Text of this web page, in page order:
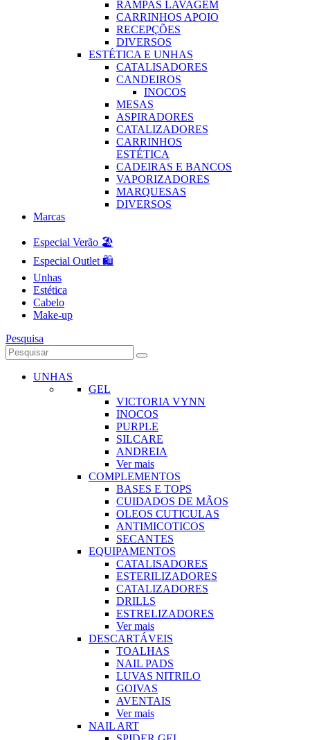
RAMPAS LAVAGEM
CARRINHOS APOIO
RECEPÇÕES
DIVERSOS
ESTÉTICA E UNHAS
CATALISADORES
CANDEIROS
INOCOS
MESAS
ASPIRADORES
CATALIZADORES
CARRINHOS
ESTÉTICA
CADEIRAS E BANCOS
VAPORIZADORES
MARQUESAS
DIVERSOS
Marcas
Especial Verão 🏖️
Especial Outlet 🛍️
Unhas
Estética
Cabelo
Make-up
Pesquisa
UNHAS
GEL
VICTORIA VYNN
INOCOS
PURPLE
SILCARE
ANDREIA
Ver mais
COMPLEMENTOS
BASES E TOPS
CUIDADOS DE MÃOS
OLEOS CUTICULAS
ANTIMICOTICOS
SECANTES
EQUIPAMENTOS
CATALISADORES
ESTERILIZADORES
CATALIZADORES
DRILLS
ESTRELIZADORES
Ver mais
DESCARTÁVEIS
TOALHAS
NAIL PADS
LUVAS NITRILO
GOIVAS
AVENTAIS
Ver mais
NAIL ART